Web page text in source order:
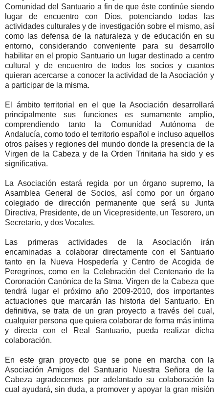
Comunidad del Santuario a fin de que éste continúe siendo
lugar de encuentro con Dios, potenciando todas las
actividades culturales y de investigación sobre el mismo, así
como las defensa de la naturaleza y de educación en su
entorno, considerando conveniente para su desarrollo
habilitar en el propio Santuario un lugar destinado a centro
cultural y de encuentro de todos los socios y cuantos
quieran acercarse a conocer la actividad de la Asociación y
a participar de la misma.
El ámbito territorial en el que la Asociación desarrollará
principalmente sus funciones es sumamente amplio,
comprendiendo tanto la Comunidad Autónoma de
Andalucía, como todo el territorio español e incluso aquellos
otros países y regiones del mundo donde la presencia de la
Virgen de la Cabeza y de la Orden Trinitaria ha sido y es
significativa.
La Asociación estará regida por un órgano supremo, la
Asamblea General de Socios, así como por un órgano
colegiado de dirección permanente que será su Junta
Directiva, Presidente, de un Vicepresidente, un Tesorero, un
Secretario, y dos Vocales.
Las primeras actividades de la Asociación irán
encaminadas a colaborar directamente con el Santuario
tanto en la Nueva Hospedería y Centro de Acogida de
Peregrinos, como en la Celebración del Centenario de la
Coronación Canónica de la Stma. Virgen de la Cabeza que
tendrá lugar el próximo año 2009-2010, dos importantes
actuaciones que marcarán las historia del Santuario. En
definitiva, se trata de un gran proyecto a través del cual,
cualquier persona que quiera colaborar de forma más intima
y directa con el Real Santuario, pueda realizar dicha
colaboración.
En este gran proyecto que se pone en marcha con la
Asociación Amigos del Santuario Nuestra Señora de la
Cabeza agradecemos por adelantado su colaboración la
cual ayudará, sin duda, a promover y apoyar la gran misión